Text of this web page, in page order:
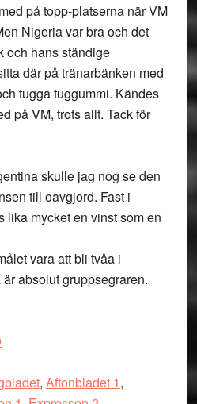
på topp-platserna när VM
Nigeria var bra och det
och hans ständige
där på tränarbänken med
tugga tuggummi. Kändes
på VM, trots allt. Tack för
skulle jag nog se den
till oavgjord. Fast i
lika mycket en vinst som en
vara att bli tvåa i
absolut gruppsegraren.
, Aftonbladet 1,